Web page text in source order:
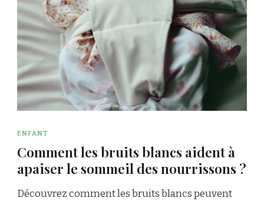
ENFANT
Comment les bruits blancs aident à
apaiser le sommeil des nourrissons ?
Découvrez comment les bruits blancs peuvent